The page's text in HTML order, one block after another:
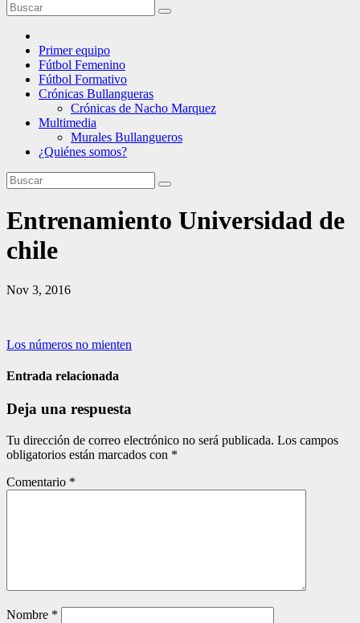
Primer equipo
Fútbol Femenino
Fútbol Formativo
Crónicas Bullangueras
Crónicas de Nacho Marquez
Multimedia
Murales Bullangueros
¿Quiénes somos?
Entrenamiento Universidad de
chile
Nov 3, 2016
Navegación
de
Los números no mienten
Entrada relacionada
Deja una respuesta
Tu dirección de correo electrónico no será publicada. Los campos
obligatorios están marcados con *
Comentario *
Nombre *